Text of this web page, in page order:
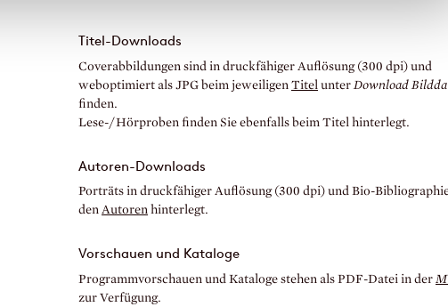
Titel-Downloads
Coverabbildungen sind in druckfähiger Auflösung (300 dpi) und
weboptimiert als JPG beim jeweiligen Titel unter Download
finden.
Lese-/Hörproben finden Sie ebenfalls beim Titel hinterlegt.
Autoren-Downloads
Porträts in druckfähiger Auflösung (300 dpi) und Bio-
den Autoren hinterlegt.
Vorschauen und Kataloge
Programmvorschauen und Kataloge stehen als PDF-Datei in der
zur Verfügung.